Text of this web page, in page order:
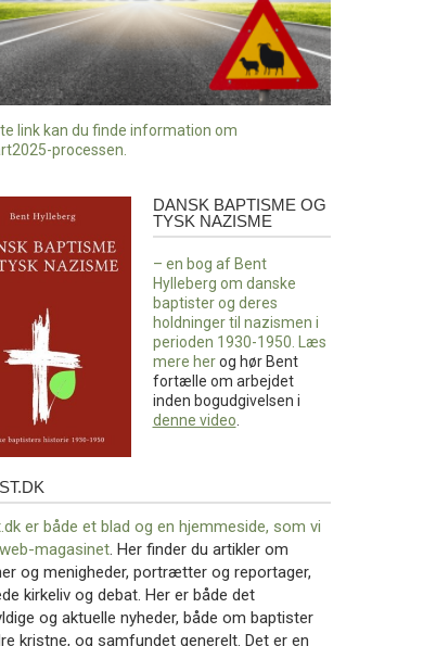
link kan du finde information om
processen.
DANSK BAPTISME OG
TYSK NAZISME
– en bog af Bent
Hylleberg om danske
baptister og deres
holdninger til nazismen i
perioden 1930-1950. Læs
mere herog hør Bent
fortælle om arbejdet
inden bogudgivelsen i
denne video.
er både et blad og en hjemmeside, som vi
magasinet . Her finder du artikler om
og menigheder, portrætter og reportager,
kirkeliv og debat. Her er både det
og aktuelle nyheder, både om baptister
kristne, og samfundet generelt. Det er en